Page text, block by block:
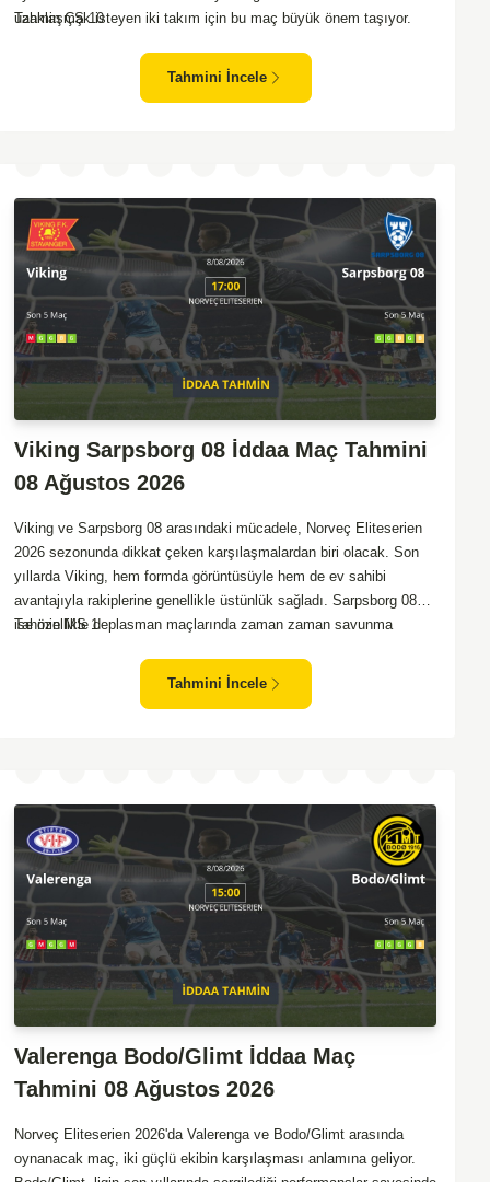
uzaklaşmak isteyen iki takım için bu maç büyük önem taşıyor.
biliniyor. Bu durum, ev sahibi Start'a karşı mücadelede zorluk
çıkartabilir. Maçın temposunun yüksek olacağını ve her iki takımın
Tahmin ÇŞ 10
Tahmini İncele
Viking Sarpsborg 08 İddaa Maç Tahmini
08 Ağustos 2026
Viking ve Sarpsborg 08 arasındaki mücadele, Norveç Eliteserien
2026 sezonunda dikkat çeken karşılaşmalardan biri olacak. Son
yıllarda Viking, hem formda görüntüsüyle hem de ev sahibi
avantajıyla rakiplerine genellikle üstünlük sağladı. Sarpsborg 08
ise özellikle deplasman maçlarında zaman zaman savunma
sahasında kontrollü oynaması, onları favori yapıyor. Sarpsborg'un
Tahmin MS 1
Tahmini İncele
Valerenga Bodo/Glimt İddaa Maç
Tahmini 08 Ağustos 2026
Norveç Eliteserien 2026'da Valerenga ve Bodo/Glimt arasında
oynanacak maç, iki güçlü ekibin karşılaşması anlamına geliyor.